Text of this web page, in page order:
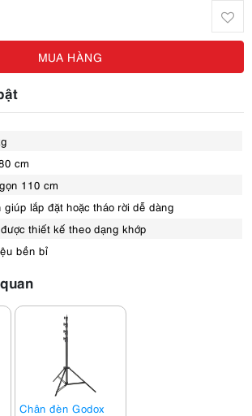
MUA HÀNG
cm
110 cm
lắp đặt hoặc tháo rời dễ dàng
thiết kế theo dạng khớp
bền bỉ
Chân đèn Godox